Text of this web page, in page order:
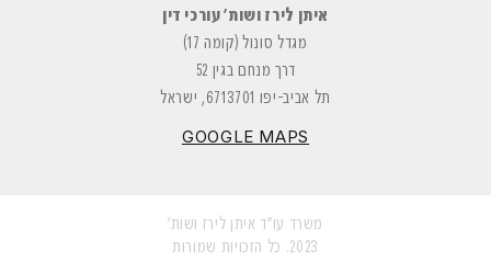
איתן לירז ושות' עורכי דין
מגדל סונול (קומה 17)
דרך מנחם בגין 52
תל אביב-יפו 6713701, ישראל
GOOGLE MAPS
משרד עו"ד איתן לירז ושות'
2023. כל הזכויות שמורות